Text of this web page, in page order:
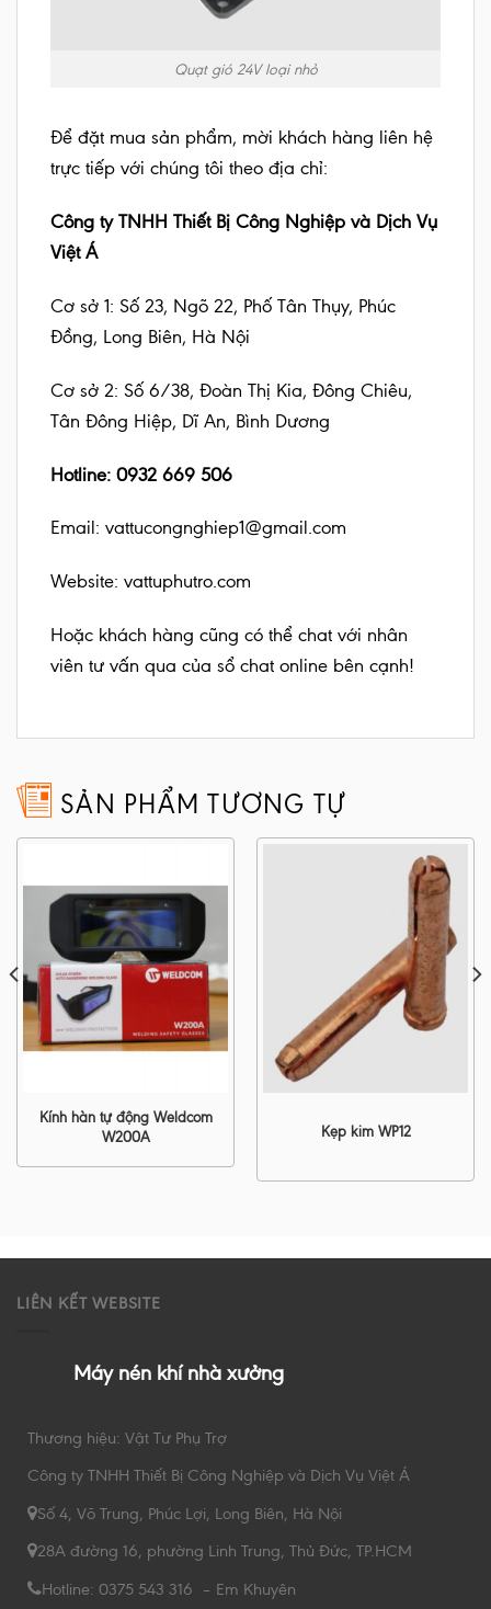
Quạt gió 24V loại nhỏ
Để đặt mua sản phẩm, mời khách hàng liên hệ
trực tiếp với chúng tôi theo địa chỉ:
Công ty TNHH Thiết Bị Công Nghiệp và Dịch Vụ
Việt Á
Cơ sở 1: Số 23, Ngõ 22, Phố Tân Thụy, Phúc
Đồng, Long Biên, Hà Nội
Cơ sở 2: Số 6/38, Đoàn Thị Kia, Đông Chiêu,
Tân Đông Hiệp, Dĩ An, Bình Dương
Hotline: 0932 669 506
Email: vattucongnghiep1@gmail.com
Website: vattuphutro.com
Hoặc khách hàng cũng có thể chat với nhân
viên tư vấn qua của sổ chat online bên cạnh!
SẢN PHẨM TƯƠNG TỰ
Kính hàn tự động Weldcom
W200A
Kẹp kim WP12
LIÊN KẾT WEBSITE
Máy nén khí nhà xưởng
Thương hiệu: Vật Tư Phụ Trợ
Công ty TNHH Thiết Bị Công Nghiệp và Dịch Vụ Việt Á
Số 4, Võ Trung, Phúc Lợi, Long Biên, Hà Nội
28A đường 16, phường Linh Trung, Thủ Đức, TP.HCM
Hotline: 0375 543 316 – Em Khuyên